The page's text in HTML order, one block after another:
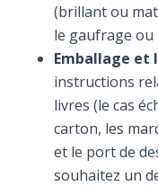
(brillant ou
le gaufrage ou
Emballage et
instructions
livres (le cas
carton, les
et le port de
souhaitez un